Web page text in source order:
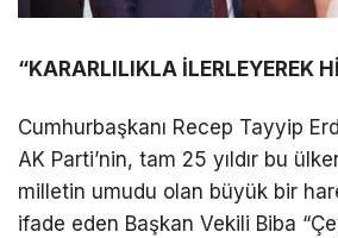
“KARARLILIKLA İLERLEYEREK
Cumhurbaşkanı Recep Tayyip
AK Parti’nin, tam 25 yıldır bu
milletin umudu olan büyük bir
ifade eden Başkan Vekili Biba